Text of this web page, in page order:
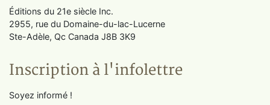
Éditions du 21e siècle Inc.
2955, rue du Domaine-du-lac-Lucerne
Ste-Adèle, Qc Canada J8B 3K9
Inscription à l'infolettre
Soyez informé !